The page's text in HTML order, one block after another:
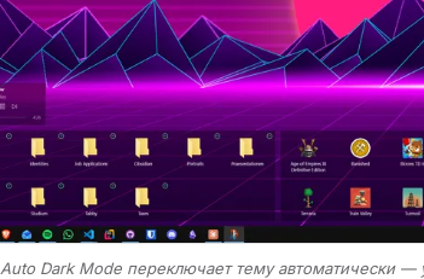
Auto Dark Mode переключает тему автоматически